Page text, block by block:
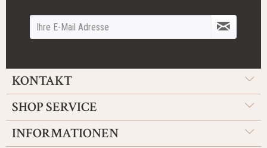
KONTAKT
SHOP SERVICE
INFORMATIONEN